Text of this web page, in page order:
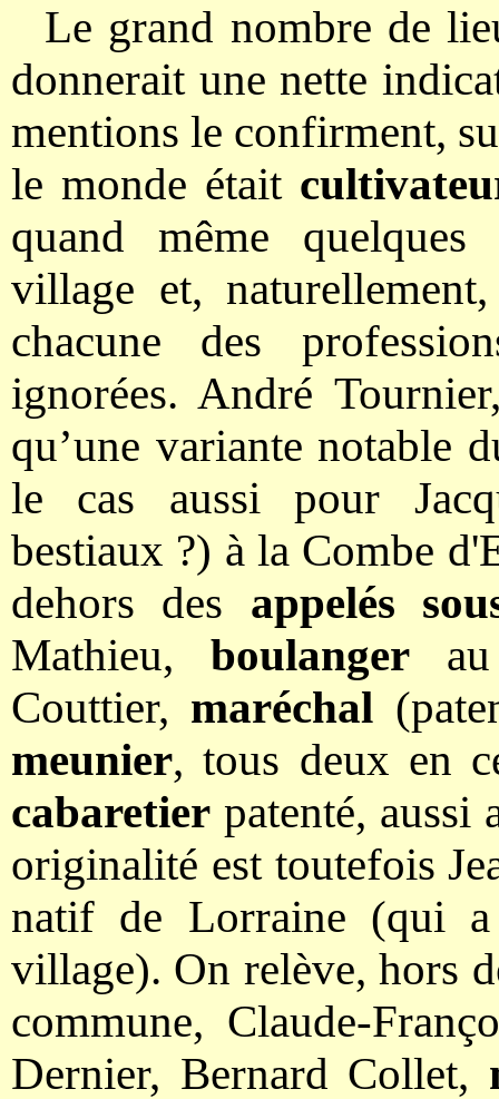
Le grand nombre de
donnerait une nette
mentions le confirment,
le monde était
quand même
village et,
chacune des
ignorées. André
qu’une variante notable
le cas aussi pour
bestiaux ?) à la Combe
dehors des appelés
Mathieu, boulanger au
Couttier, maréchal
meunier, tous deux en
cabaretier patenté, aussi
originalité est toutefois
natif de Lorraine (qui
village). On relève, hors
commune, Claude-
Dernier, Bernard Collet,